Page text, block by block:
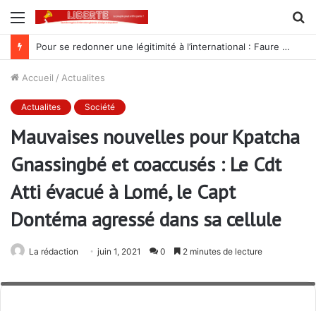
Menu
Pour se redonner une légitimité à l’international : Faure Gnassingbé prépare « une nouvelle révision constitutionnelle », selon l’opposition
Accueil / Actualites
Actualites Société
Mauvaises nouvelles pour Kpatcha
Gnassingbé et coaccusés : Le Cdt
Atti évacué à Lomé, le Capt
Dontéma agressé dans sa cellule
La rédaction juin 1, 2021 0 2 minutes de lecture
Kpatcha Gnassingbé et le Commandant Abi Atti menottés ensemble au